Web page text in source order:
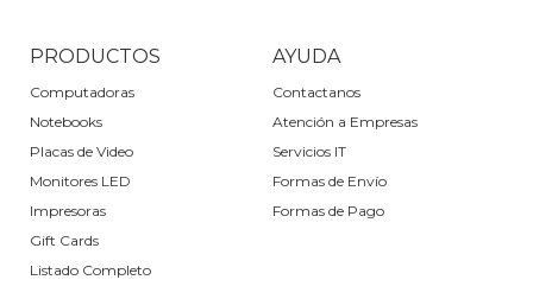
PRODUCTOS
Computadoras
Notebooks
Placas de Video
Monitores LED
Impresoras
Gift Cards
Listado Completo
AYUDA
Contactanos
Atención a Empresas
Servicios IT
Formas de Envío
Formas de Pago